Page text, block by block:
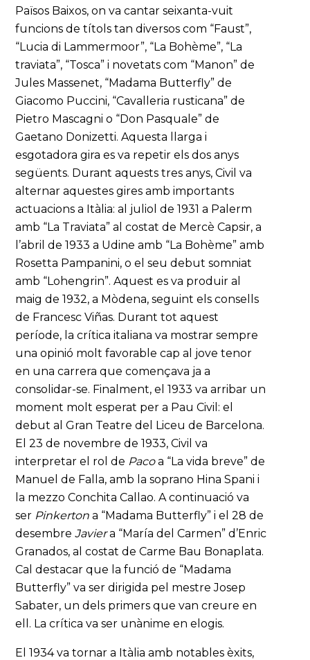
Països Baixos, on va cantar seixanta-vuit
funcions de títols tan diversos com “Faust”,
“Lucia di Lammermoor”, “La Bohème”, “La
traviata”, “Tosca” i novetats com “Manon” de
Jules Massenet, “Madama Butterfly” de
Giacomo Puccini, “Cavalleria rusticana” de
Pietro Mascagni o “Don Pasquale” de
Gaetano Donizetti. Aquesta llarga i
esgotadora gira es va repetir els dos anys
següents. Durant aquests tres anys, Civil va
alternar aquestes gires amb importants
actuacions a Itàlia: al juliol de 1931 a Palerm
amb “La Traviata” al costat de Mercè Capsir, a
l’abril de 1933 a Udine amb “La Bohème” amb
Rosetta Pampanini, o el seu debut somniat
amb “Lohengrin”. Aquest es va produir al
maig de 1932, a Mòdena, seguint els consells
de Francesc Viñas. Durant tot aquest
període, la crítica italiana va mostrar sempre
una opinió molt favorable cap al jove tenor
en una carrera que començava ja a
consolidar-se. Finalment, el 1933 va arribar un
moment molt esperat per a Pau Civil: el
debut al Gran Teatre del Liceu de Barcelona.
El 23 de novembre de 1933, Civil va
interpretar el rol de Pacoa “La vida breve” de
Manuel de Falla, amb la soprano Hina Spani i
la mezzo Conchita Callao. A continuació va
ser Pinkertona “Madama Butterfly” i el 28 de
desembreJaviera “María del Carmen” d’Enric
Granados, al costat de Carme Bau Bonaplata.
Cal destacar que la funció de “Madama
Butterfly” va ser dirigida pel mestre Josep
Sabater, un dels primers que van creure en
ell. La crítica va ser unànime en elogis.
El 1934 va tornar a Itàlia amb notables èxits,